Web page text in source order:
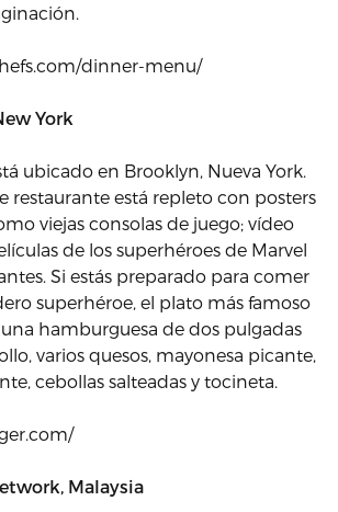
dinner-menu/
York
ubicado en Brooklyn, Nueva York.
restaurante está repleto con posters
viejas consolas de juego; vídeo
de los superhéroes de Marvel
Si estás preparado para comer
superhéroe, el plato más famoso
una hamburguesa de dos pulgadas
varios quesos, mayonesa picante,
cebollas salteadas y tocineta.
Malaysia